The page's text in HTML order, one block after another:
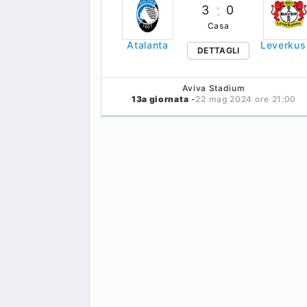
Atalanta
3 0
Casa
DETTAGLI
Aviva Stadium
13a giornata -22 mag 2024 ore 21:00